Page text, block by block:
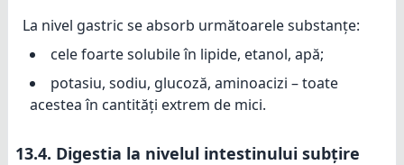
La nivel gastric se absorb următoarele substanțe:
cele foarte solubile în lipide, etanol, apă;
potasiu, sodiu, glucoză, aminoacizi – toate
acestea în cantități extrem de mici.
13.4. Digestia la nivelul intestinului subțire